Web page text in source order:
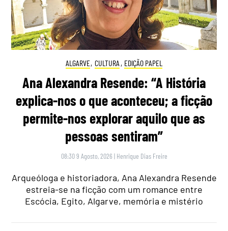
ALGARVE, CULTURA , EDIÇÃO PAPEL
Ana Alexandra Resende: “A História
explica-nos o que aconteceu; a ficção
permite-nos explorar aquilo que as
pessoas sentiram”
08:30 9 Agosto, 2026 | Henrique Dias Freire
Arqueóloga e historiadora, Ana Alexandra Resende
estreia-se na ficção com um romance entre
Escócia, Egito, Algarve, memória e mistério